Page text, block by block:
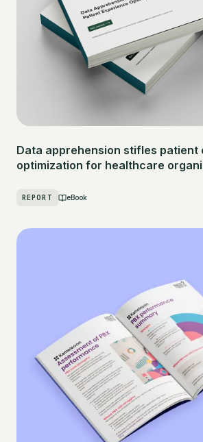
Data apprehension stifles patient
optimization for healthcare
REPORT eBook